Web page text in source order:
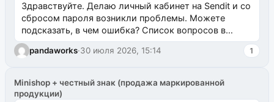
Здравствуйте. Делаю личный кабинет на Sendit и со
сбросом пароля возникли проблемы. Можете
подсказать, в чем ошибка? Список вопросов в
одноименном разделе на modx.pro пока пуст, и,...
pandaworks·30 июля 2026, 15:14 1
Minishop + честный знак (продажа маркированной
продукции)